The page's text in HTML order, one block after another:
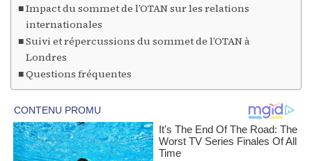
Impact du sommet de l’OTAN sur les relations
internationales
Suivi et répercussions du sommet de l’OTAN à
Londres
Questions fréquentes